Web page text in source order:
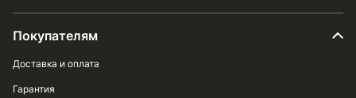
Покупателям
Доставка и оплата
Гарантия